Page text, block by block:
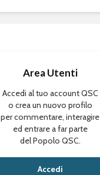
Area Utenti
Accedi al tuo account QSC
o crea un nuovo profilo
per commentare, interagire
ed entrare a far parte
del Popolo QSC.
Accedi